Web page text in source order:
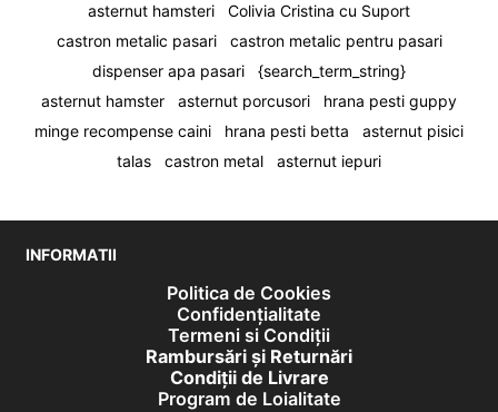
asternut hamsteri
Colivia Cristina cu Suport
castron metalic pasari
castron metalic pentru pasari
dispenser apa pasari
{search_term_string}
asternut hamster
asternut porcusori
hrana pesti guppy
minge recompense caini
hrana pesti betta
asternut pisici
talas
castron metal asternut iepuri
INFORMATII
Politica de Cookies
Confidențialitate
Termeni si Condiții
Rambursări și Returnări
Condiţii de Livrare
Program de Loialitate